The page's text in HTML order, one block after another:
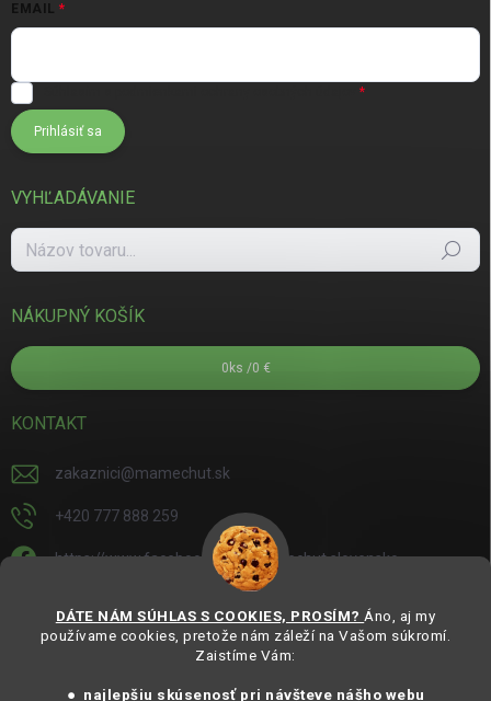
DÁTE NÁM SÚHLAS S COOKIES, PROSÍM? Áno, aj my
používame cookies, pretože nám záleží na Vašom súkromí.
Zaistíme Vám:
● najlepšiu skúsenosť pri návšteve nášho webu
EMAIL
Prihlásiť sa
VYHĽADÁVANIE
Hľadať
NÁKUPNÝ KOŠÍK
0 ks /0 €
KONTAKT
zakaznici@mamechut.sk
+420 777 888 259
https://www.facebook.com/mamechut.slovensko
https://www.youtube.com/@mamechutczsk
@mamechut.czsk